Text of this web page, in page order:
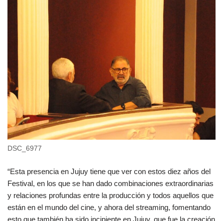
DSC_6977
“Esta presencia en Jujuy tiene que ver con estos diez años del
Festival, en los que se han dado combinaciones extraordinarias
y relaciones profundas entre la producción y todos aquellos que
están en el mundo del cine, y ahora del streaming, fomentando
esto que también ha sido incipiente en Jujuy, que fue la creación